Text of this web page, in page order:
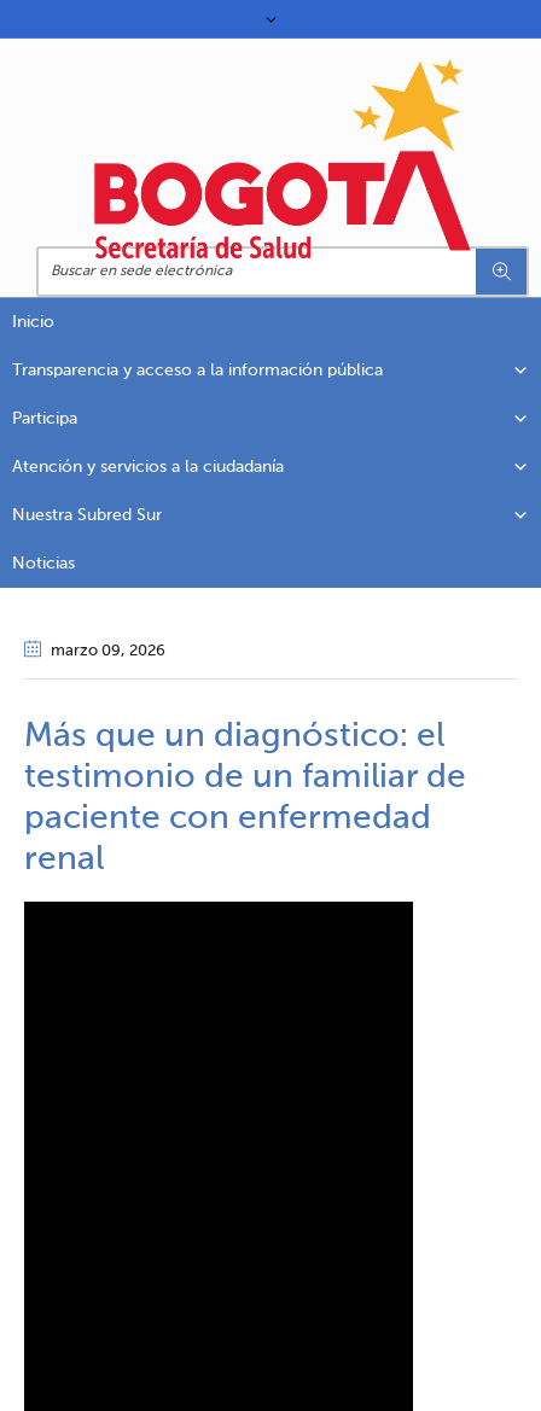
Inicio
Transparencia y acceso a la información pública
Participa
Atención y servicios a la ciudadanía
Nuestra Subred Sur
Noticias
marzo 09, 2026
Más que un diagnóstico: el
testimonio de un familiar de
paciente con enfermedad
renal